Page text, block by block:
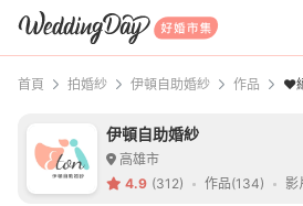
WeddingDay 好婚
首頁 拍婚紗 伊頓自助婚紗 作品
伊頓自助婚紗
高雄市
4.9 (312) 作品(134) 影